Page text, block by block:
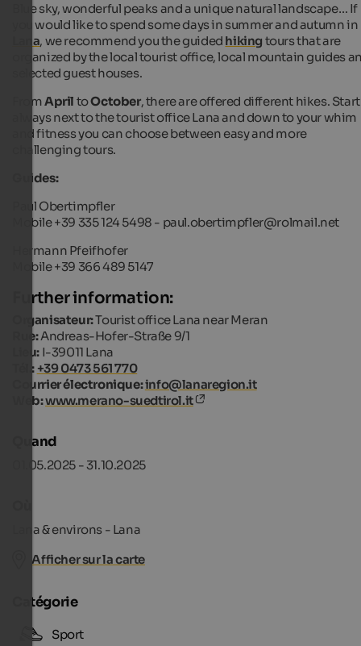
Blue sky, wonderful peaks and a unique natural landscape… If
you would like to spend some days in summer and autumn in
Lana, we recommend you the guided hiking tours that are
organized by the local tourist office, local mountain guides
selected guest houses.
FromApril toOctober, there are offered different hikes.
always next to the tourist office Lana and down to your whim
and fitness you can choose between easy and more
challenging tours.
Guides:
Paul Obertimpfler
Mobile +39 335 124 5498 - paul.obertimpfler@rolmail.net
Hermann Pfeifhofer
Mobile +39 366 489 5147
Further information:
Organisateur:Tourist office Lana near Meran
Rue:Andreas-Hofer-Straße 9/1
Lieu: I-39011 Lana
Tél.: +39 0473 561 770
Courrier électronique:info@lanaregion.it
Web:www.merano-suedtirol.it
Quand
01.05.2025 - 31.10.2025
Lana & environs - Lana
Afficher sur la carte
Catégorie
Sport